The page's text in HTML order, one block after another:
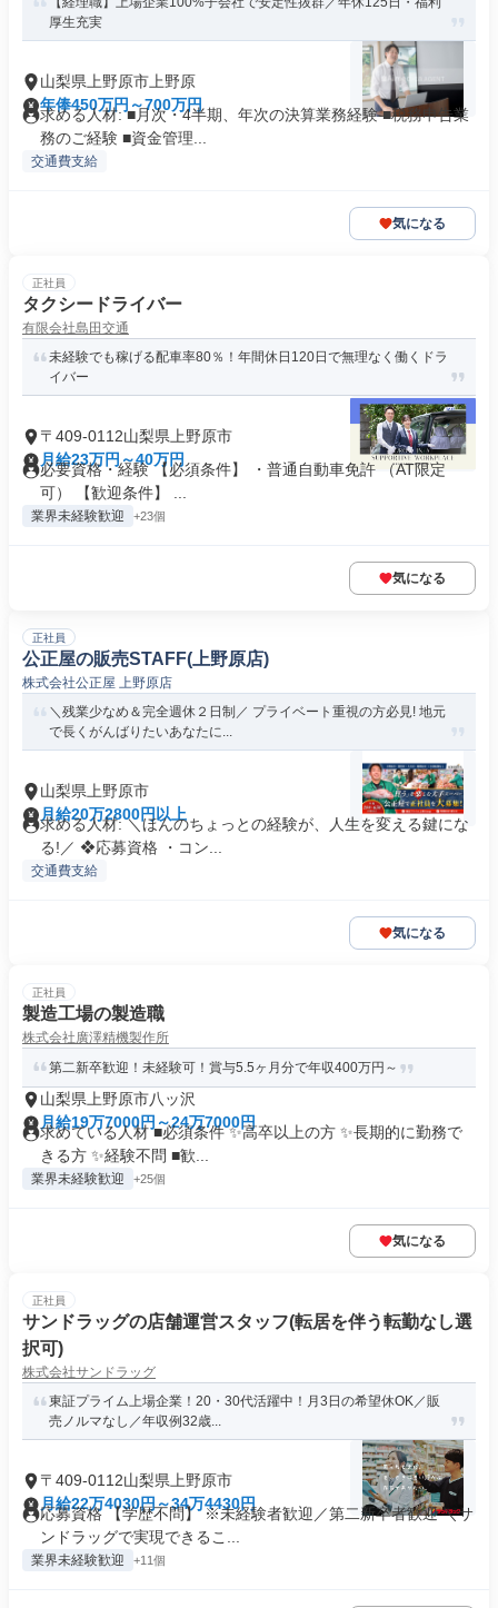
厚生充実
山梨県上野原市上野原
年俸450万円～700万円
求める人材: ■月次・4半期、年次の決算業務経験 ■税務申告業
務のご経験 ■資金管理...
交通費支給
気になる
正社員
タクシードライバー
有限会社島田交通
未経験でも稼げる配車率80％！年間休日120日で無理なく働くドラ
イバー
〒409-0112山梨県上野原市
月給23万円～40万円
必要資格・経験 【必須条件】 ・普通自動車免許 （AT限定
可） 【歓迎条件】 ...
業界未経験歓迎 +23個
気になる
正社員
公正屋の販売STAFF(上野原店)
株式会社公正屋 上野原店
＼残業少なめ＆完全週休２日制／ プライベート重視の方必見! 地元
で長くがんばりたいあなたに...
山梨県上野原市
月給20万2800円以上
求める人材: ＼ほんのちょっとの経験が、人生を変える鍵にな
る!／ ❖応募資格 ・コン...
交通費支給
気になる
正社員
製造工場の製造職
株式会社廣澤精機製作所
第二新卒歓迎！未経験可！賞与5.5ヶ月分で年収400万円～
山梨県上野原市八ッ沢
月給19万7000円～24万7000円
求めている人材 ■必須条件 ✨高卒以上の方 ✨長期的に勤務で
きる方 ✨経験不問 ■歓...
業界未経験歓迎 +25個
気になる
正社員
サンドラッグの店舗運営スタッフ(転居を伴う転勤なし選
択可)
株式会社サンドラッグ
東証プライム上場企業！20・30代活躍中！月3日の希望休OK／販
売ノルマなし／年収例32歳...
〒409-0112山梨県上野原市
月給22万4030円～34万4430円
応募資格 【学歴不問】 ※未経験者歓迎／第二新卒者歓迎 ＼サ
ンドラッグで実現できるこ...
業界未経験歓迎 +11個